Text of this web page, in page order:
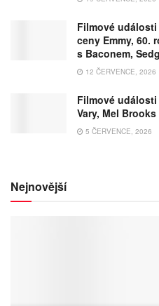
Filmové události
ceny Emmy, 60.
s Baconem,
12 ČERVENCE, 2026
Filmové události
Vary, Mel
5 ČERVENCE, 2026
Nejnovější